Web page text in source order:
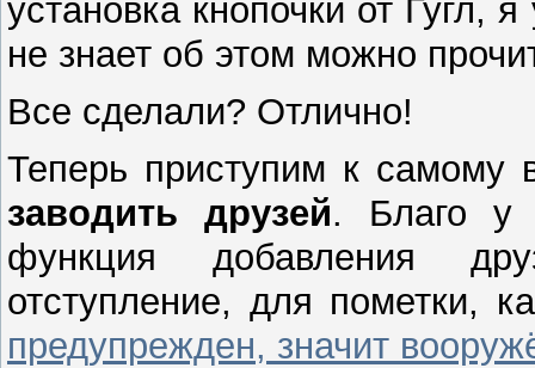
установка кнопочки от Гугл,
не знает об этом можно
Все сделали? Отлично!
Теперь приступим к
заводить друзей. Благо у
функция добавления
отступление, для пометки,
предупрежден, значит